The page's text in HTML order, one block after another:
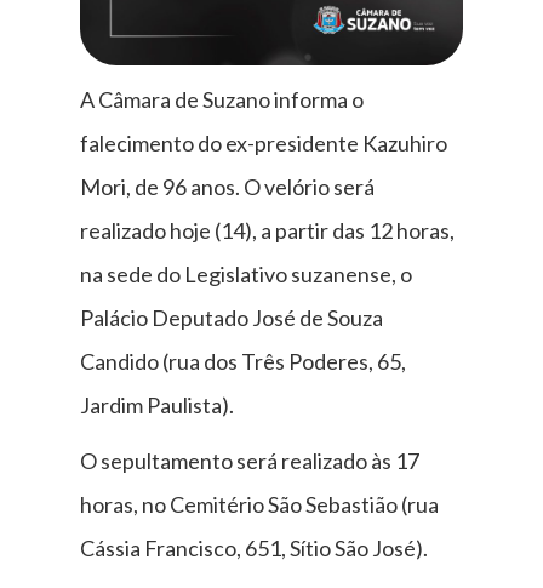
A Câmara de Suzano informa o
falecimento do ex-presidente Kazuhiro
Mori, de 96 anos. O velório será
realizado hoje (14), a partir das 12 horas,
na sede do Legislativo suzanense, o
Palácio Deputado José de Souza
Candido (rua dos Três Poderes, 65,
Jardim Paulista).
O sepultamento será realizado às 17
horas, no Cemitério São Sebastião (rua
Cássia Francisco, 651, Sítio São José).